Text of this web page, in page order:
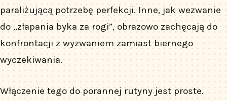
paraliżującą potrzebę perfekcji. Inne, jak wezwanie
do „złapania byka za rogi”, obrazowo zachęcają do
konfrontacji z wyzwaniem zamiast biernego
wyczekiwania.
Włączenie tego do porannej rutyny jest proste.